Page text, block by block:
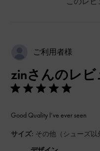
ご利用者様
zinさんのレビ
Good Quality I’ve ever seen
サイズ: その他（シューズ以